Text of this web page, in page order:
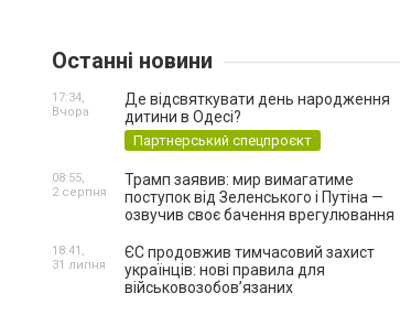
Останні новини
Де відсвяткувати день народження
дитини в Одесі?
Партнерський спецпроєкт
17:34,
Вчора
Трамп заявив: мир вимагатиме
поступок від Зеленського і Путіна —
озвучив своє бачення врегулювання
08:55,
2 серпня
ЄС продовжив тимчасовий захист
українців: нові правила для
військовозобов’язаних
18:41,
31 липня